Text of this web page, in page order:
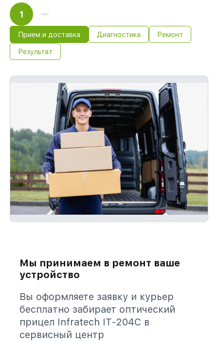
1
Прием и доставка Диагностика Ремонт
Результат
Мы принимаем в ремонт ваше
устройство
Вы оформляете заявку и курьер
бесплатно забирает оптический
прицел Infratech IT-204C в
сервисный центр